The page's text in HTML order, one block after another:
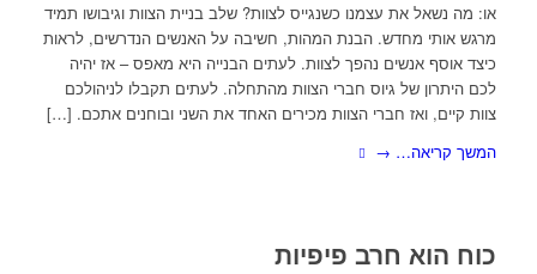
או: מה נשאל את עצמנו כשנגייס לצוות? שלב בניית הצוות וגיבושו תמיד
מרגש אותי מחדש. הבנת המהות, חשיבה על האנשים הנדרשים, לראות
כיצד אוסף אנשים נהפך לצוות. לעתים הבנייה היא מאפס – אז יהיה
לכם היתרון של גיוס חברי הצוות מהתחלה. לעתים תקבלו לניהולכם
צוות קיים, ואז חברי הצוות מכירים האחד את השני ובוחנים אתכם. […]
המשך קריאה… →
כוח הוא חרב פיפיות